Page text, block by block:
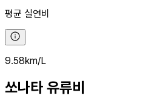
평균 실연비
9.58km/L
쏘나타 유류비